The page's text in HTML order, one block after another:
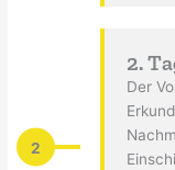
2
2.
Der